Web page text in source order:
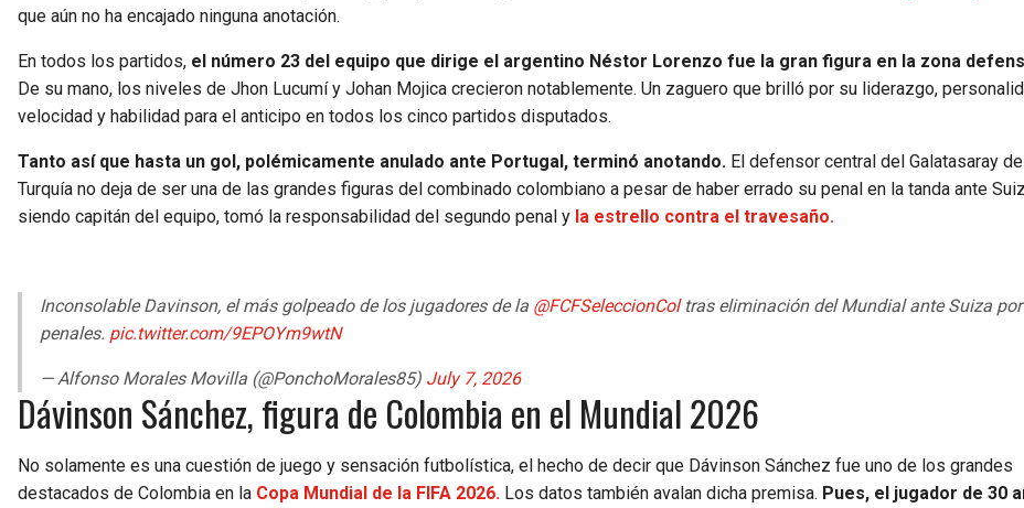
que aún no ha encajado ninguna anotación.
En todos los partidos, el número 23 del equipo que dirige el argentino Néstor Lorenzo fue la gran figura en la zona
De su mano, los niveles de Jhon Lucumí y Johan Mojica crecieron notablemente. Un zaguero que brilló por su liderazgo,
velocidad y habilidad para el anticipo en todos los cinco partidos disputados.
Tanto así que hasta un gol, polémicamente anulado ante Portugal, terminó anotando. El defensor central del Galatasaray de
Turquía no deja de ser una de las grandes figuras del combinado colombiano a pesar de haber errado su penal en la tanda ante
siendo capitán del equipo, tomó la responsabilidad del segundo penal y la estrello contra el travesaño.
Inconsolable Davinson, el más golpeado de los jugadores de la @FCFSeleccionColtras eliminación del Mundial ante Suiza por
penales. pic.twitter.com/9EPOYm9wtN
— Alfonso Morales Movilla (@PonchoMorales85) July 7, 2026
Dávinson Sánchez, figura de Colombia en el Mundial 2026
No solamente es una cuestión de juego y sensación futbolística, el hecho de decir que Dávinson Sánchez fue uno de los grandes
destacados de Colombia en la Copa Mundial de la FIFA 2026. Los datos también avalan dicha premisa. Pues, el jugador de 30